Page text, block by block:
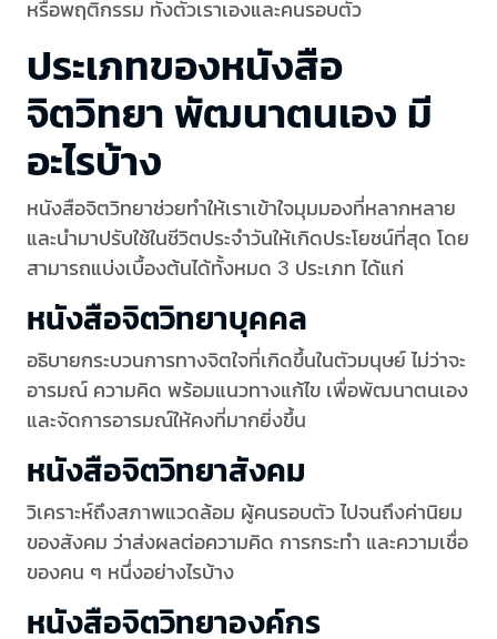
หรือพฤติกรรม ทั้งตัวเราเองและคนรอบตัว
ประเภทของหนังสือ
จิตวิทยา พัฒนาตนเอง มี
อะไรบ้าง
หนังสือจิตวิทยาช่วยทำให้เราเข้าใจมุมมองที่หลากหลาย
และนำมาปรับใช้ในชีวิตประจำวันให้เกิดประโยชน์ที่สุด โดย
สามารถแบ่งเบื้องต้นได้ทั้งหมด 3 ประเภท ได้แก่
หนังสือจิตวิทยาบุคคล
อธิบายกระบวนการทางจิตใจที่เกิดขึ้นในตัวมนุษย์ ไม่ว่าจะ
อารมณ์ ความคิด พร้อมแนวทางแก้ไข เพื่อพัฒนาตนเอง
และจัดการอารมณ์ให้คงที่มากยิ่งขึ้น
หนังสือจิตวิทยาสังคม
วิเคราะห์ถึงสภาพแวดล้อม ผู้คนรอบตัว ไปจนถึงค่านิยม
ของสังคม ว่าส่งผลต่อความคิด การกระทำ และความเชื่อ
ของคน ๆ หนึ่งอย่างไรบ้าง
หนังสือจิตวิทยาองค์กร